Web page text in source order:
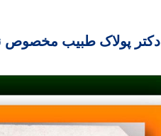
دکتر پولاک طبیب مخصوص